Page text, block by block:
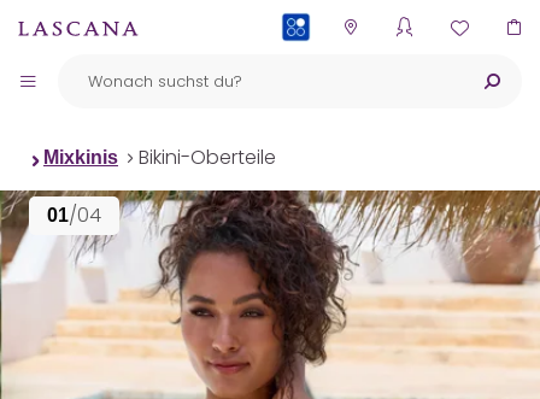
Mixkinis Bikini-Oberteile
01/04